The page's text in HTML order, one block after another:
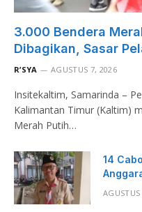
3.000 Bendera
Dibagikan, Sasar
R’SYA AGUSTUS 7, 2026
Insitekaltim, Samarinda –
Kalimantan Timur (Kaltim)
Merah Putih…
14